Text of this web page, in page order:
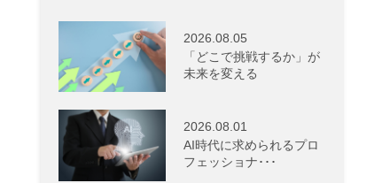
2026.08.05
「どこで挑戦するか」が
未来を変える
2026.08.01
AI時代に求められるプロ
フェッショナ･･･